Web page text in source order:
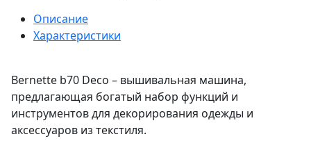
Описание
Характеристики
Bernette b70 Deco – вышивальная машина,
предлагающая богатый набор функций и
инструментов для декорирования одежды и
аксессуаров из текстиля.